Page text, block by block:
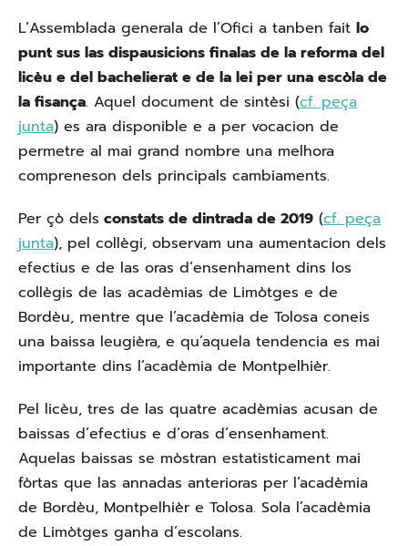
L’Assemblada generala de l’Ofici a tanben fait lo
punt sus las dispausicions finalas de la reforma del
licèu e del bachelierat e de la lei per una escòla de
la fisança. Aquel document de sintèsi (cf. peça
junta) es ara disponible e a per vocacion de
permetre al mai grand nombre una melhora
compreneson dels principals cambiaments.
Per çò dels constats de dintrada de 2019 (cf. peça
junta), pel collègi, observam una aumentacion dels
efectius e de las oras d’ensenhament dins los
collègis de las acadèmias de Limòtges e de
Bordèu, mentre que l’acadèmia de Tolosa coneis
una baissa leugièra, e qu’aquela tendencia es mai
importante dins l’acadèmia de Montpelhièr.
Pel licèu, tres de las quatre acadèmias acusan de
baissas d’efectius e d’oras d’ensenhament.
Aquelas baissas se mòstran estatisticament mai
fòrtas que las annadas anterioras per l’acadèmia
de Bordèu, Montpelhièr e Tolosa. Sola l’acadèmia
de Limòtges ganha d’escolans.